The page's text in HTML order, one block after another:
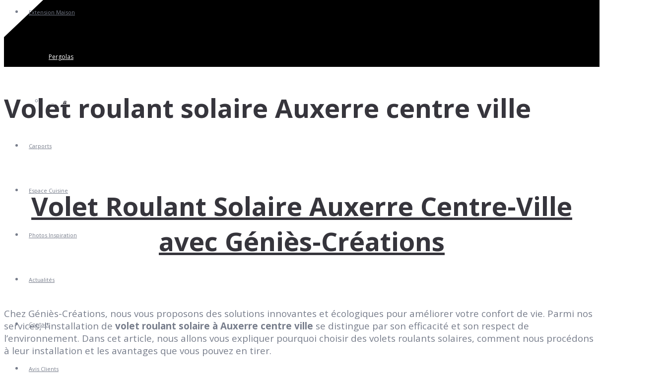
Extension Maison
Pergolas
Vérandas
Carports
Espace Cuisine
Photos Inspiration
Actualités
Contact
Avis Clients
Volet roulant solaire Auxerre centre ville
Volet Roulant Solaire Auxerre Centre-Ville
avec Géniès-Créations
Chez Géniès-Créations, nous vous proposons des solutions innovantes et écologiques pour améliorer votre confort de vie. Parmi nos
services, l’installation de volet roulant solaire à Auxerre centre ville se distingue par son efficacité et son respect de
l’environnement. Dans cet article, nous allons vous expliquer pourquoi choisir des volets roulants solaires, comment nous procédons
à leur installation et les avantages que vous pouvez en tirer.